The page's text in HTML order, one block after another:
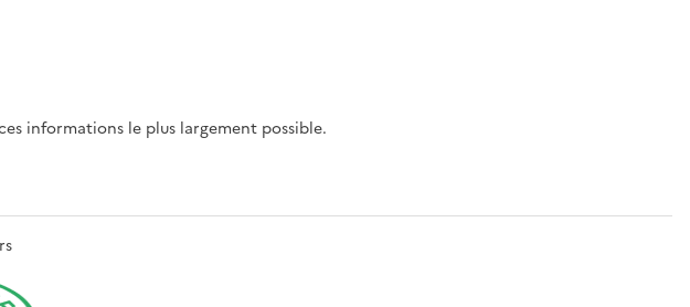
informations le plus largement possible.